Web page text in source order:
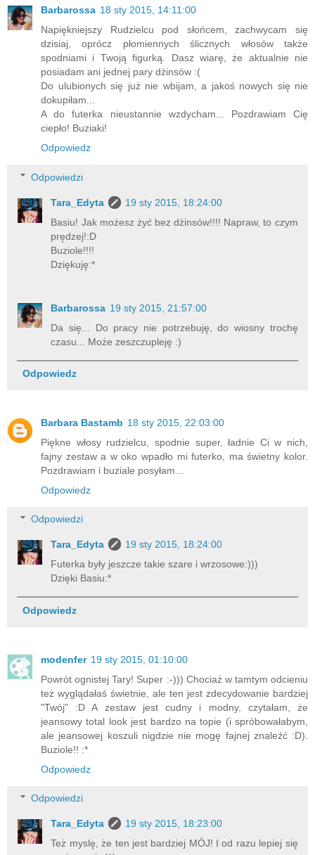
Barbarossa 18 sty 2015, 14:11:00
Napiękniejszy Rudzielcu pod słońcem, zachwycam się
dzisiaj, oprócz płomiennych ślicznych włosów także
spodniami i Twoją figurką. Dasz wiarę, że aktualnie nie
posiadam ani jednej pary dżinsów :(
Do ulubionych się już nie wbijam, a jakoś nowych się nie
dokupiłam...
A do futerka nieustannie wzdycham... Pozdrawiam Cię
ciepło! Buziaki!
Odpowiedz
Odpowiedzi
Tara_Edyta
19 sty 2015, 18:24:00
Basiu! Jak możesz żyć bez dżinsów!!!! Napraw, to czym
prędzej!:D
Buziole!!!!
Dziękuję:*
Barbarossa 19 sty 2015, 21:57:00
Da się... Do pracy nie potrzebuję, do wiosny trochę
czasu... Może zeszczupleję :)
Odpowiedz
Barbara Bastamb 18 sty 2015, 22:03:00
Piękne włosy rudzielcu, spodnie super, ładnie Ci w nich,
fajny zestaw a w oko wpadło mi futerko, ma świetny kolor.
Pozdrawiam i buziale posyłam...
Odpowiedz
Odpowiedzi
Tara_Edyta
19 sty 2015, 18:24:00
Futerka były jeszcze takie szare i wrzosowe:)))
Dzięki Basiu:*
Odpowiedz
modenfer 19 sty 2015, 01:10:00
Powrót ognistej Tary! Super :-))) Chociaż w tamtym odcieniu
też wyglądałaś świetnie, ale ten jest zdecydowanie bardziej
"Twój" :D A zestaw jest cudny i modny, czytałam, że
jeansowy total look jest bardzo na topie (i spróbowałabym,
ale jeansowej koszuli nigdzie nie mogę fajnej znaleźć :D).
Buziole!! :*
Odpowiedz
Odpowiedzi
Tara_Edyta
19 sty 2015, 18:23:00
Też myslę, że ten jest bardziej MÓJ! I od razu lepiej się